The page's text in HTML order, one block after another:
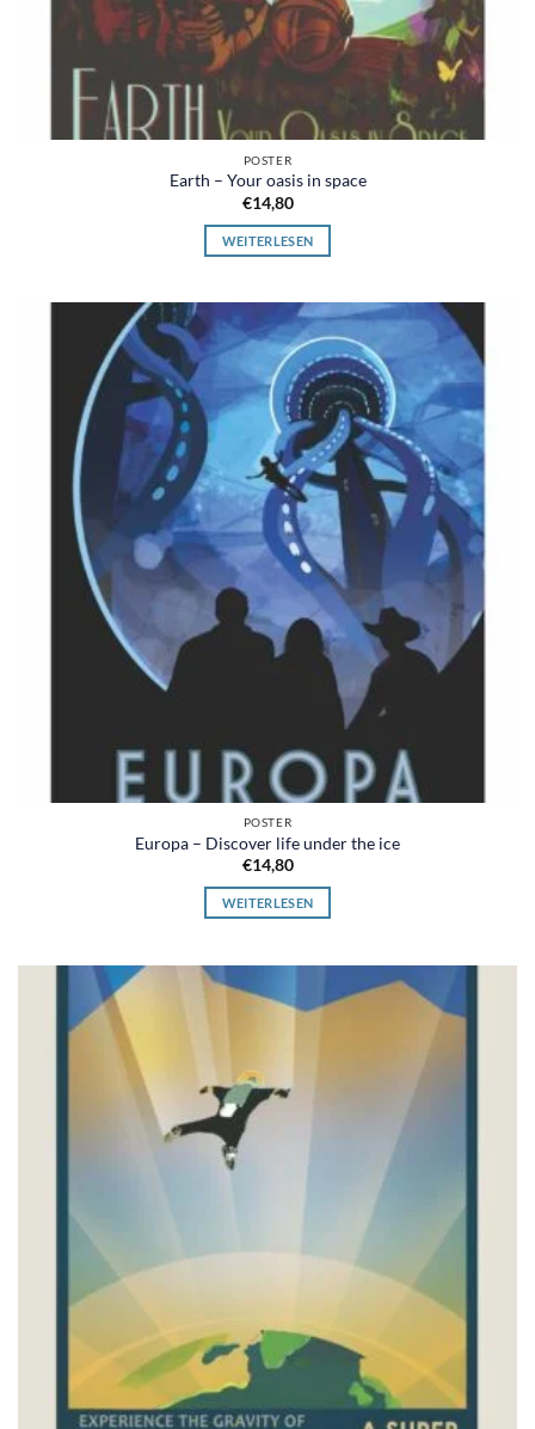
POSTER
Earth – Your oasis in space
€14,80
WEITERLESEN
POSTER
Europa – Discover life under the ice
€14,80
WEITERLESEN